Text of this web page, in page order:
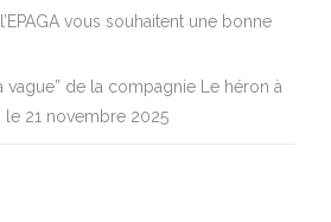
vous souhaitent une bonne
vague” de la compagnie Le héron à
le 21 novembre 2025